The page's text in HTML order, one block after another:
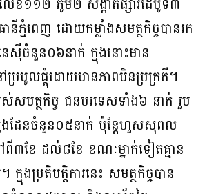
ភ្នំពេញ ដោយកម្លាំងសមត្ថកិច្ចបានរក
ចំនួន០៦នាក់ ក្នុងនោះមាន
រមូលផ្តុំដោយមានភាពមិនប្រក្រតី។
សមត្ថកិច្ច ជនបរទេសទាំង៦ នាក់ រួម
ងដែនចំនួន០៥នាក់ ប៉ុន្តែហួសសុពល
ៅពី៣ខែ ដល់៨ខែ ខណៈម្នាក់ទៀតគ្មាន
ងប្រតិបត្តិការនេះ សមត្ថកិច្ចបាន